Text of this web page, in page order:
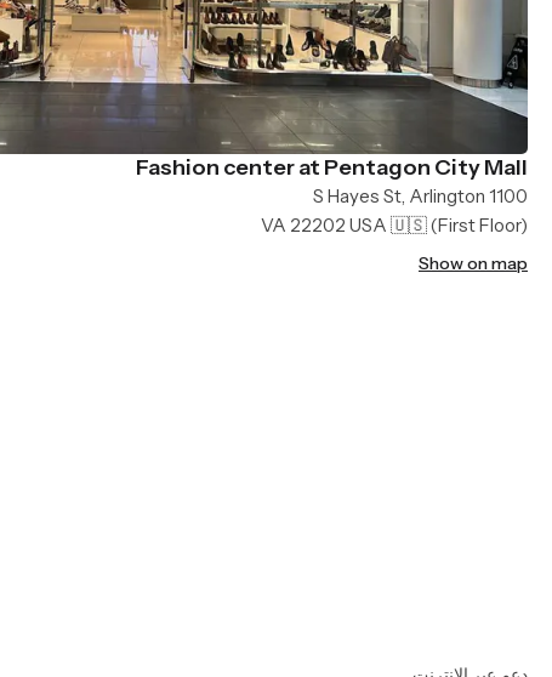
Fashion center at Pentagon City Mall
1100 S Hayes St, Arlington
VA 22202 USA 🇺🇸(First Floor)
Show on map